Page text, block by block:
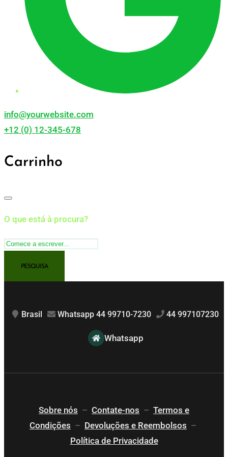
info@yourwebsite.com
+12 (0) 12-345-678
Carrinho
O que está à procura?
Brasil Whatsapp 44 99710-7230 44 997107230
Whatsapp
Sobre nós – Contate-nos – Termos e
Condições – Devoluções e Reembolsos –
Política de Privacidade